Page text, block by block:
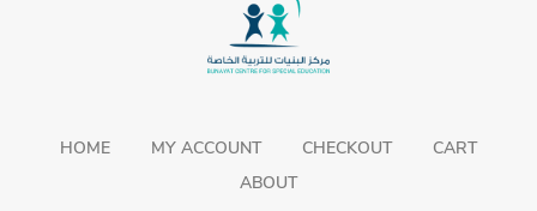
HOME MY ACCOUNT CHECKOUT
CART
ABOUT